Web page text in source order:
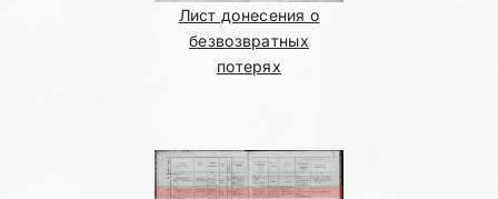
Лист донесения о
безвозвратных
потерях